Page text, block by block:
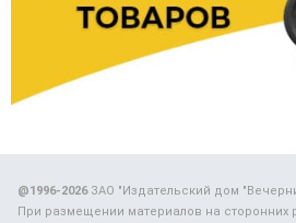
@1996-2026ЗАО "Издательский дом
При размещении материалов на сторонних